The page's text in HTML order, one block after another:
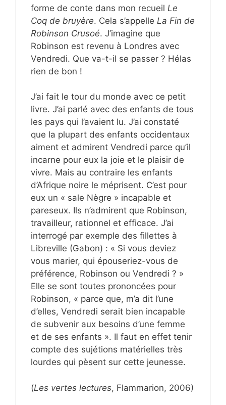
forme de conte dans mon recueil Le
Coq de bruyère. Cela s’appelle La Fin de
Robinson Crusoé. J’imagine que
Robinson est revenu à Londres avec
Vendredi. Que va-t-il se passer ? Hélas
rien de bon !
J’ai fait le tour du monde avec ce petit
livre. J’ai parlé avec des enfants de tous
les pays qui l’avaient lu. J’ai constaté
que la plupart des enfants occidentaux
aiment et admirent Vendredi parce qu’il
incarne pour eux la joie et le plaisir de
vivre. Mais au contraire les enfants
d’Afrique noire le méprisent. C’est pour
eux un « sale Nègre » incapable et
pareseux. Ils n’admirent que Robinson,
travailleur, rationnel et efficace. J’ai
interrogé par exemple des fillettes à
Libreville (Gabon) : « Si vous deviez
vous marier, qui épouseriez-vous de
préférence, Robinson ou Vendredi ? »
Elle se sont toutes prononcées pour
Robinson, « parce que, m’a dit l’une
d’elles, Vendredi serait bien incapable
de subvenir aux besoins d’une femme
et de ses enfants ». Il faut en effet tenir
compte des sujétions matérielles très
lourdes qui pèsent sur cette jeunesse.
(Les vertes lectures, Flammarion, 2006)